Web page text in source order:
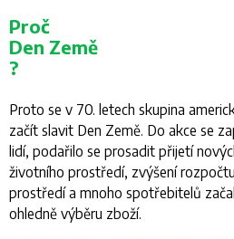
Proč
Den Země
?
Proto se v 70. letech skupina
začít slavit Den Země. Do akce se
lidí, podařilo se prosadit přijetí
životního prostředí, zvýšení
prostředí a mnoho spotřebitelů
ohledně výběru zboží.